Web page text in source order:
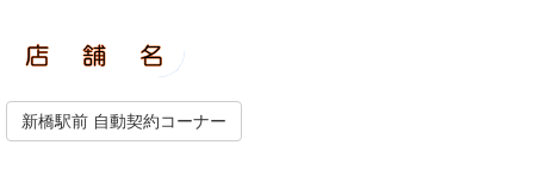
新橋駅前 自動契約コーナー